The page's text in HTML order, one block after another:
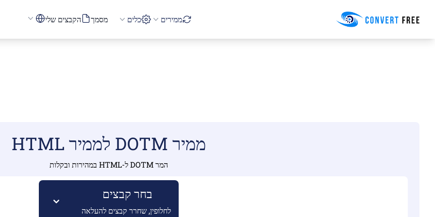
Convert Free ממירים כלים מסמך הקבצים שלי
ממיר DOTM לממיר HTML
המר DOTM ל-HTML במהירות ובקלות
בחר קבצים
לחלופין, שחרר קבצים להעלאה